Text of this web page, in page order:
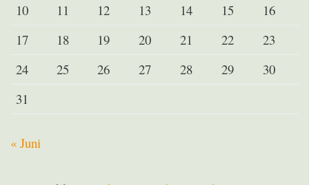
10
11 12 13 14 15
16
17
18 19 20 21 22
23
24
25 26 27 28 29
30
31
« Juni